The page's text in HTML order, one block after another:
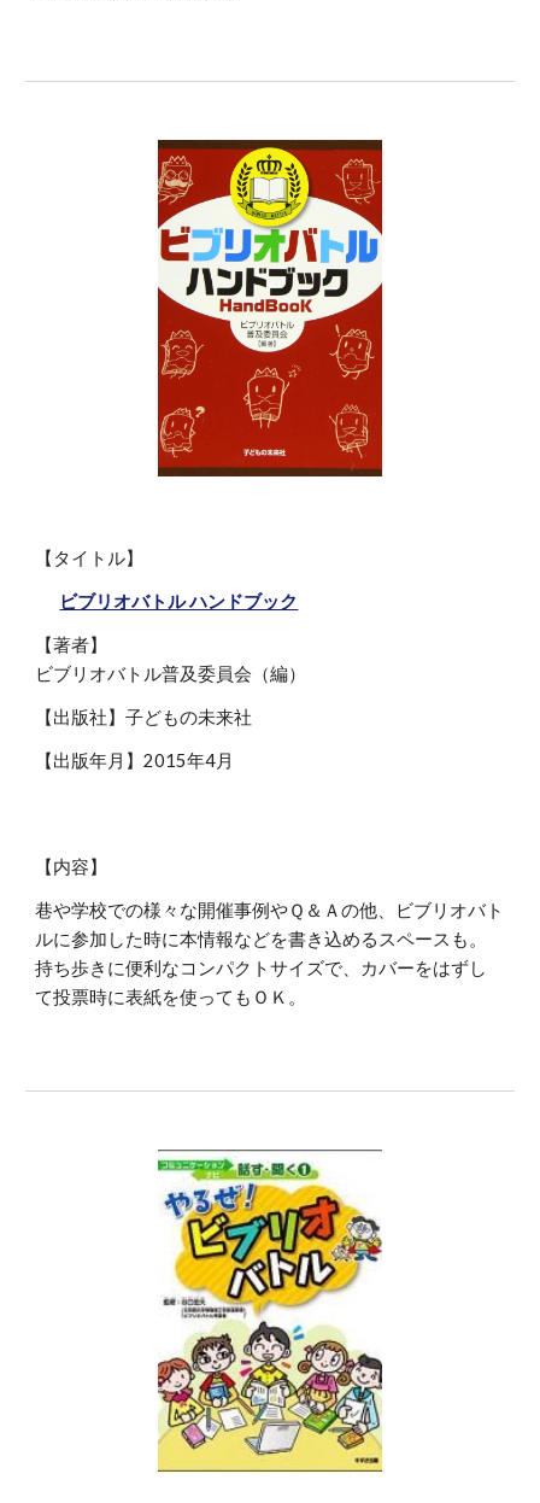
【タイトル】
ビブリオバトル ハンドブック
【著者】
ビブリオバトル普及委員会 （編）
【出版社】子どもの未来社
【出版年月】2015年4月
【内容】
巷や学校での様々な開催事例やＱ＆Ａの他、ビブリオバト
ルに参加した時に本情報などを書き込めるスペースも。
持ち歩きに便利なコンパクトサイズで、カバーをはずし
て投票時に表紙を使ってもＯＫ。